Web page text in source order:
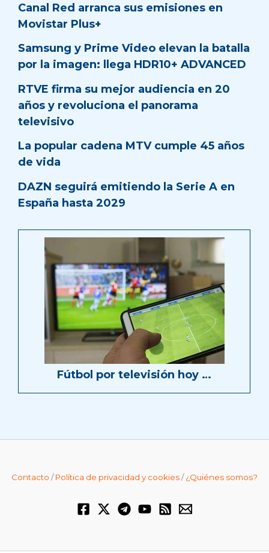
Canal Red arranca sus emisiones en
Movistar Plus+
Samsung y Prime Video elevan la batalla
por la imagen: llega HDR10+ ADVANCED
RTVE firma su mejor audiencia en 20
años y revoluciona el panorama
televisivo
La popular cadena MTV cumple 45 años
de vida
DAZN seguirá emitiendo la Serie A en
España hasta 2029
Fútbol por televisión hoy …
Contacto /Política de privacidad y cookies/¿Quiénes somos?